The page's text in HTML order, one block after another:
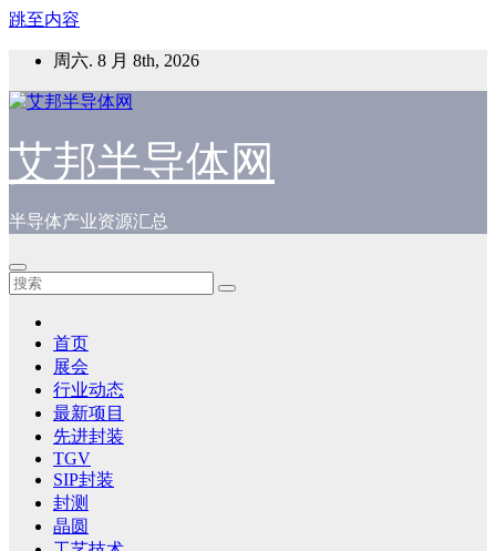
跳至内容
周六. 8 月 8th, 2026
艾邦半导体网
半导体产业资源汇总
首页
展会
行业动态
最新项目
先进封装
TGV
SIP封装
封测
晶圆